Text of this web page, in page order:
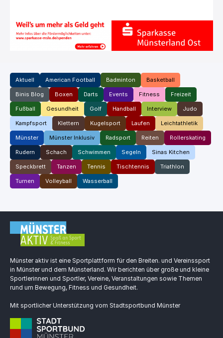
Aktuell American Football Badminton Basketball
Binis Blog Boxen Darts Events Fitness Freizeit
Fußball Gesundheit Golf Handball Interview Judo
Kampfsport Klettern Kugelsport Laufen Leichtathletik
Münster Münster Inklusiv Radsport Reiten Rollerskating
Rudern Schach Schwimmen Segeln Sinas Kitchen
Speckbrett Tanzen Tennis Tischtennis Triathlon
Turnen Volleyball Wasserball
Münster aktiv ist eine Sportplattform für den Breiten. und Vereinssport
in Münster und dem Münsterland. Wir berichten über große und kleine
Sportlerinnen und Sportler, Vereine, Veranstaltungen sowie Themen
rund um Bewegung, Fitness und Gesundheit.
Mit sportlicher Unterstützung vom Stadtsportbund Münster